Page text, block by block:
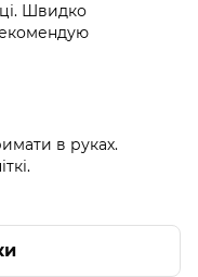
Швидко
в руках.